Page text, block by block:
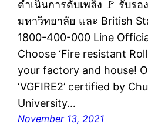
ดำเนินการดับเพลิง 🚩 รับร
มหาวิทยาลัย และ British
1800-400-000 Line
Choose ‘Fire resistant
your factory and house!
‘VGFIRE2’ certified by
University…
November 13, 2021